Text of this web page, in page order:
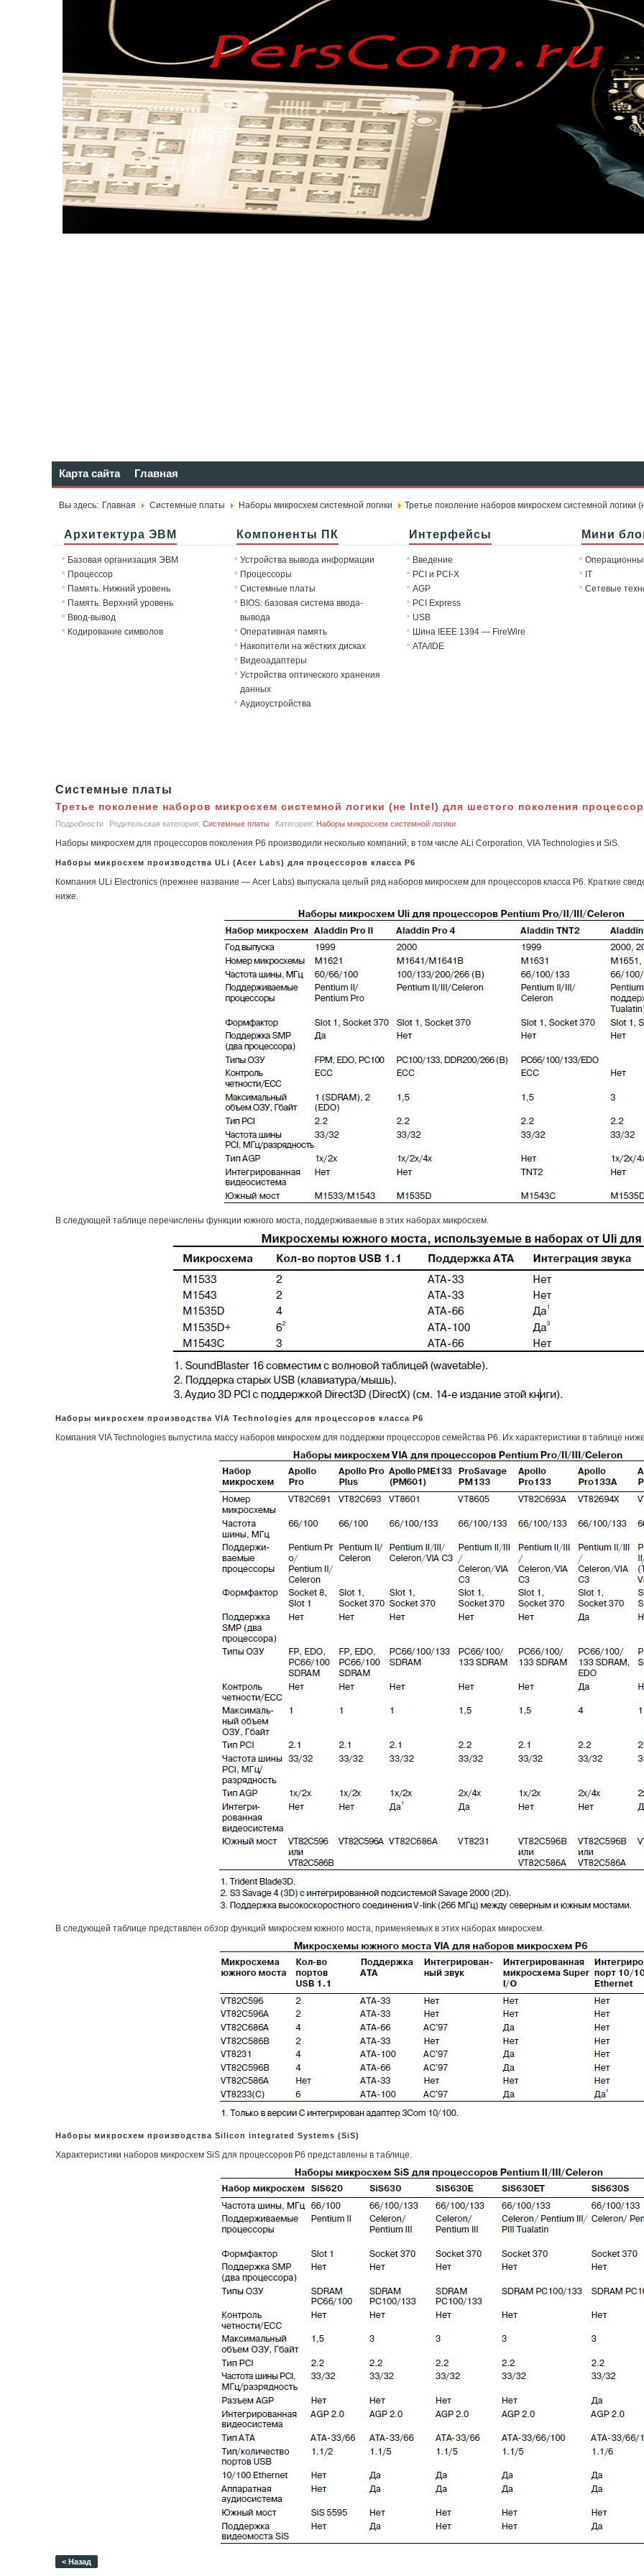
Карта сайта Главная
Вы здесь: Главная Системные платы Наборы микросхем системной логики Третье поколение наборов микросхем системной логики
Архитектура ЭВМ
Базовая организация ЭВМ
Процессор
Память. Нижний уровень
Память. Верхний уровень
Ввод-вывод
Кодирование символов
Компоненты ПК
Устройства вывода информации
Процессоры
Системные платы
BIOS: базовая система ввода-
вывода
Оперативная память
Накопители на жёстких дисках
Видеоадаптеры
Устройства оптического хранения
данных
Аудиоустройства
Интерфейсы
Введение
PCI и PCI-X
AGP
PCI Express
USB
Шина IEEE 1394 — FireWire
ATA/IDE
Мини
IT
Сетевые
Системные платы
Третье поколение наборов микросхем системной логики (не Intel) для шестого поколения
Подробности Родительская категория: Системные платы Категория: Наборы микросхем системной логики
Наборы микросхем для процессоров поколения P6 производили несколько компаний, в том числе ALi Corporation, VIA Technologies и SiS.
Наборы микросхем производства ULi (Acer Labs) для процессоров класса P6
Компания ULi Electronics (прежнее название — Acer Labs) выпускала целый ряд наборов микросхем для процессоров класса P6. Краткие
ниже.
В следующей таблице перечислены функции южного моста, поддерживаемые в этих наборах микросхем.
Наборы микросхем производства VIA Technologies для процессоров класса P6
Компания VIA Technologies выпустила массу наборов микросхем для поддержки процессоров семейства P6. Их характеристики в таблице
В следующей таблице представлен обзор функций микросхем южного моста, применяемых в этих наборах микросхем.
Наборы микросхем производства Silicon integrated Systems (SiS)
Характеристики наборов микросхем SiS для процессоров P6 представлены в таблице.
< Назад